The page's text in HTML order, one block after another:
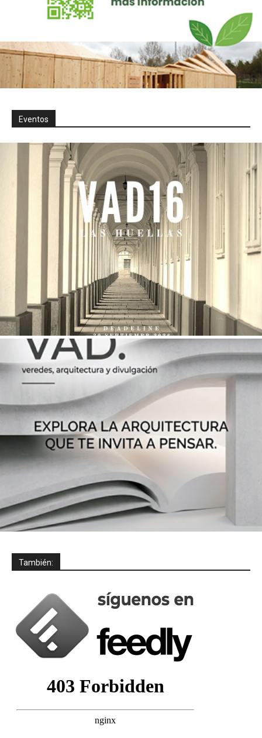
Eventos
También: